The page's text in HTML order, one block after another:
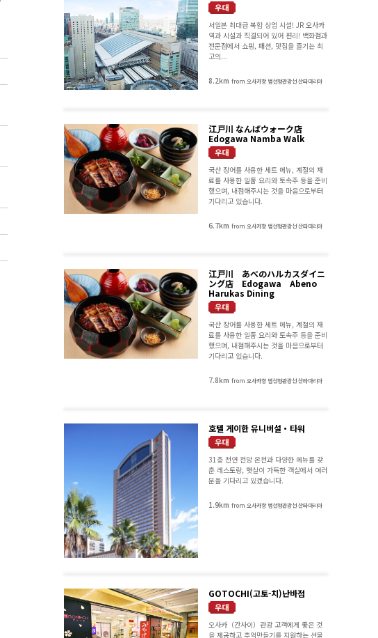
서일본 최대급 복합 상업 시설! JR 오사카
역과 시설과 직결되어 있어 편리! 백화점과
전문점에서 쇼핑, 패션, 맛집을 즐기는 최
고의...
8.2kmfrom 오사카항 범선형관광선 산타마리아
江戸川 なんばウォーク店
Edogawa Namba Walk
국산 장어를 사용한 세트 메뉴, 계절의 재
료를 사용한 일품 요리와 토속주 등을 준비
했으며, 내점해주시는 것을 마음으로부터
기다리고 있습니다.
6.7kmfrom 오사카항 범선형관광선 산타마리아
江戸川 あべのハルカスダイニ
ング店 Edogawa Abeno
Harukas Dining
국산 장어를 사용한 세트 메뉴, 계절의 재
료를 사용한 일품 요리와 토속주 등을 준비
했으며, 내점해주시는 것을 마음으로부터
기다리고 있습니다.
7.8kmfrom 오사카항 범선형관광선 산타마리아
호텔 게이한 유니버설・타워
31층 천연 전망 온천과 다양한 메뉴를 갖
춘 레스토랑, 햇살이 가득한 객실에서 여러
분을 기다리고 있겠습니다.
1.9kmfrom 오사카항 범선형관광선 산타마리아
GOTOCHI(고토-치)난바점
오사카（간사이）관광 고객에게 좋은 것
을 제공하고 추억만들기를 지원하는 선물